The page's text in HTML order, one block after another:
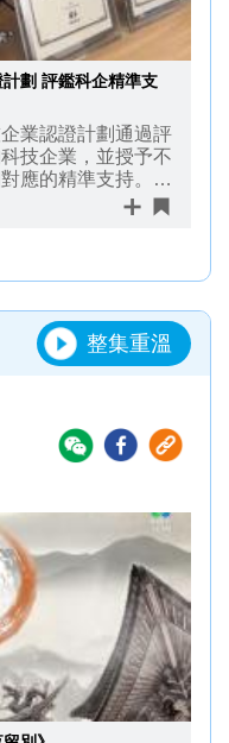
計劃 評鑑科企精準支
業認證計劃通過評
技企業，並授予不
應的精準支持。想
具體支援措施？今
整集重溫